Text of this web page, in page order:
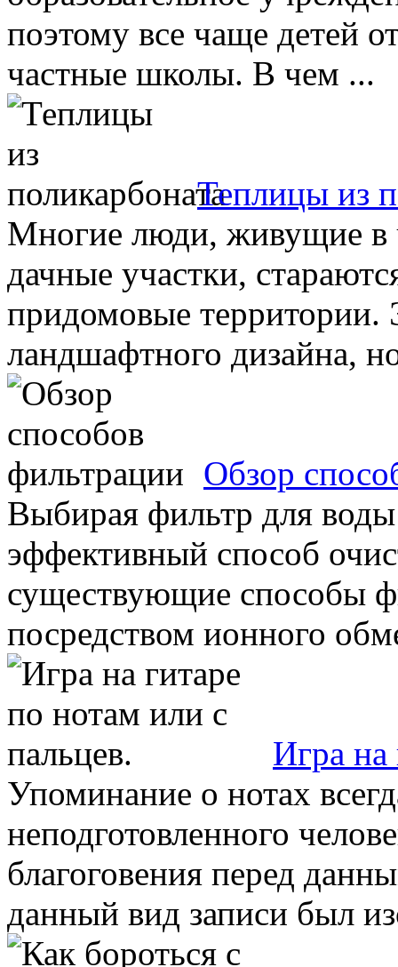
поэтому все чаще детей
частные школы. В чем ...
Теплицы из
Многие люди, живущие в
дачные участки,
придомовые территории.
ландшафтного дизайна,
Обзор
Выбирая фильтр для
эффективный способ
существующие способы
посредством ионного
Игра на
Упоминание о нотах
неподготовленного
благоговения перед
данный вид записи был